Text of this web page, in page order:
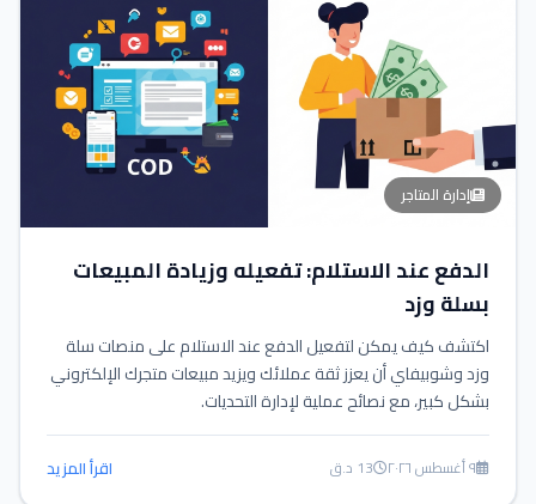
إدارة المتاجر
الدفع عند الاستلام: تفعيله وزيادة المبيعات
بسلة وزد
اكتشف كيف يمكن لتفعيل الدفع عند الاستلام على منصات سلة
وزد وشوبيفاي أن يعزز ثقة عملائك ويزيد مبيعات متجرك الإلكتروني
بشكل كبير، مع نصائح عملية لإدارة التحديات.
٩ أغسطس ٢٠٢٦ 13 د.ق اقرأ المزيد